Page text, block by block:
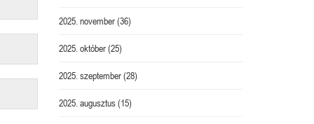
2025. november(36)
2025. október(25)
2025. szeptember(28)
2025. augusztus(15)